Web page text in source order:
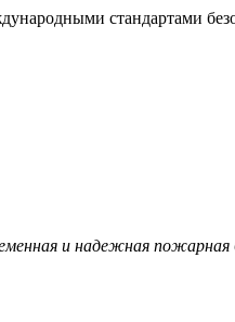
стандартами
и надежная пожарная